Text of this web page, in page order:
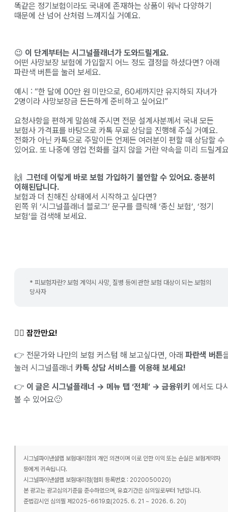
똑같은 정기보험이라도 국내에 존재하는 상품이 워낙 다양하기
때문에 산 넘어 산처럼 느껴지실 거예요.
😉 이 단계부터는 시그널플래너가 도와드릴게요.
어떤 사망보장 보험에 가입할지 어느 정도 결정을 하셨다면? 아래
파란색 버튼을 눌러 보세요.
예시 : “한 달에 00만 원 미만으로, 60세까지만 유지하되 자녀가
2명이라 사망보장금 든든하게 준비하고 싶어요!”
요청사항을 편하게 말씀해 주시면 전문 설계사분께서 국내 모든
보험사 가격표를 바탕으로 카톡 무료 상담을 진행해 주실 거예요.
전화가 아닌 카톡으로 주말이든 언제든 여러분이 편할 때 상담할 수
있어요. 또 나중에 영업 전화를 걸지 않을 거란 약속을 미리 드릴게
🙌 그런데 이렇게 바로 보험 가입하기 불안할 수 있어요. 충분히
이해된답니다.
보험과 더 친해진 상태에서 시작하고 싶다면?
왼쪽 위 ‘시그널플래너 블로그’ 문구를 클릭해 ‘종신 보험’, ‘정기
보험’을 검색해 보세요.
* 피보험자란? 보험 계약시 사망, 질병 등에 관한 보험 대상이 되는 보험의
당사자
✋🏻 잠깐만요!
👉 전문가와 나만의 보험 커스텀 해 보고싶다면, 아래 파란색 버튼
눌러 시그널플래너 카톡 상담 서비스를 이용해 보세요!
👉 이 글은 시그널플래너 → 메뉴 탭 ‘전체’ → 금융위키 에서도 다
볼 수 있어요🙂
시그널파이낸셜랩 보험대리점의 개인 의견이며 이로 인한 이익 또는 손실은 보험계약자
등에게 귀속됩니다.
시그널파이낸셜랩 보험대리점(협회 등록번호 : 2020050020)
본 광고는 광고심의기준을 준수하였으며, 유효기간은 심의일로부터 1년입니다.
준법감시인 심의필 제2025-6619호(2025. 6. 21 ~ 2026. 6. 20)